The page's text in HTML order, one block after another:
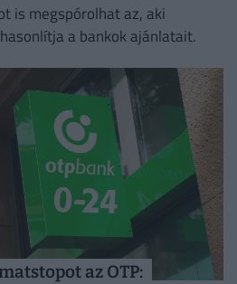
is megspórolhat az, aki
a bankok ajánlatait.
az OTP: